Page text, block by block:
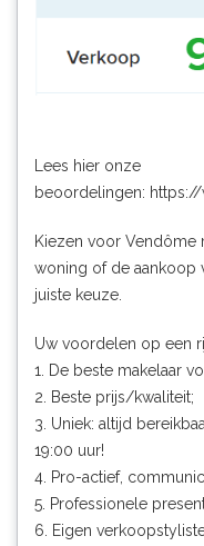
Lees hier onze
beoordelingen:
Kiezen voor Vendôme
woning of de aankoop
juiste keuze.
Uw voordelen op een
1. De beste makelaar
2. Beste prijs/kwaliteit;
3. Uniek: altijd
19:00 uur!
4. Pro-actief,
5. Professionele
6. Eigen